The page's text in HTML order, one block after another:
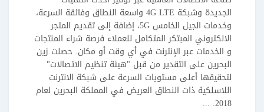
الجديدة وشبكة 4G LTE واسعة النطاق وفائقة السرعة،
وخدمات الجيل الخامس 5G، إضافة إلى تقديم المتجر
الالكتروني المبتكر المتكامل للعملاء فرصة شراء المنتجات
و الخدمات عبر الإنترنت في أي وقت أو مكان. حصلت زين
البحرين على التقدير من قبل "هيئة تنظيم الاتصالات"
لتحقيقها أعلى مستويات السرعة على شبكة الانترنت
اللاسلكية ذات النطاق العريض في المملكة البحرين لعام
2018. ...